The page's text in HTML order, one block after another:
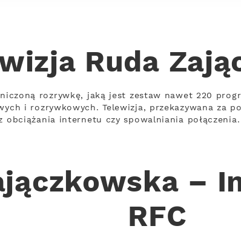
Ruda
rozrywkę, jaką jest zestaw nawet 220
i rozrywkowych. Telewizja, przekazywana za
obciążania internetu czy spowalniania połączenia.
–
RFC